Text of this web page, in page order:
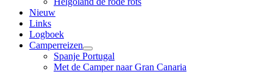
Nieuw
Links
Logboek
Camperreizen
Spanje Portugal
Met de Camper naar Gran Canaria